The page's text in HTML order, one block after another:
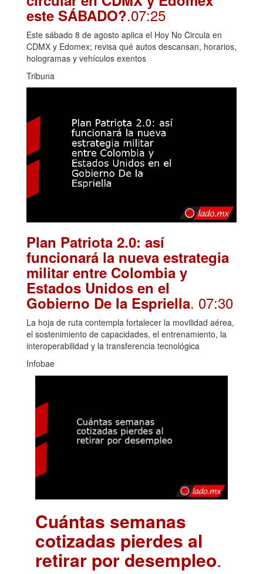
este SÁBADO?.07:25
Este sábado 8 de agosto aplica el Hoy No Circula en
CDMX y Edomex; revisa qué autos descansan, horarios,
hologramas y vehículos exentos
Tribuna
Plan Patriota 2.0: así
funcionará la nueva estrategia
militar entre Colombia y
Estados Unidos en el
Gobierno De la Espriella. 07:30
La hoja de ruta contempla fortalecer la movilidad aérea,
el sostenimiento de capacidades, el entrenamiento, la
interoperabilidad y la transferencia tecnológica
Infobae
Cuántas semanas
cotizadas pierdes al
retirar por desempleo.